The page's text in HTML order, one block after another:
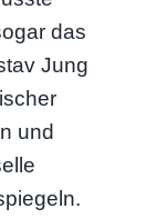
das
Jung
und